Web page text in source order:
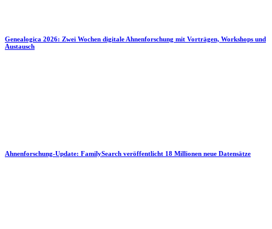
Genealogica 2026: Zwei Wochen digitale Ahnenforschung mit Vorträgen, Workshops und
Austausch
Ahnenforschung-Update: FamilySearch veröffentlicht 18 Millionen neue Datensätze